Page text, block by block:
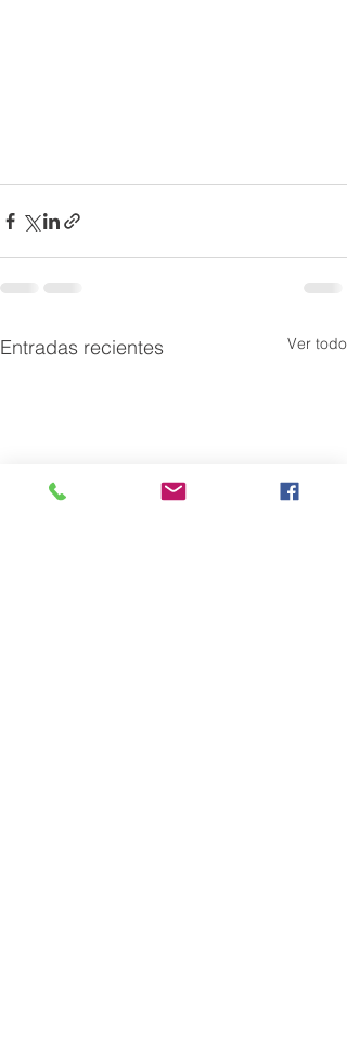
Entradas recientes Ver todo